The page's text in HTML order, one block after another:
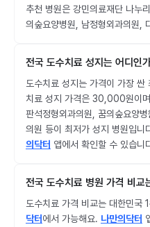
추천 병원은 강민의료재단 나누
의숲요양병원, 남정형외과의원,
전국 도수치료 성지는 어디인
도수치료 성지는 가격이 가장 싼
치료 성지 가격은 30,000원이
판석정형외과의원, 꿈의숲요양
의원 등이 최저가 성지 병원입니
의닥터 앱에서 확인할 수 있습니
전국 도수치료 병원 가격 비교
도수치료 가격 비교는 대한민국
닥터에서 가능해요. 나만의닥터